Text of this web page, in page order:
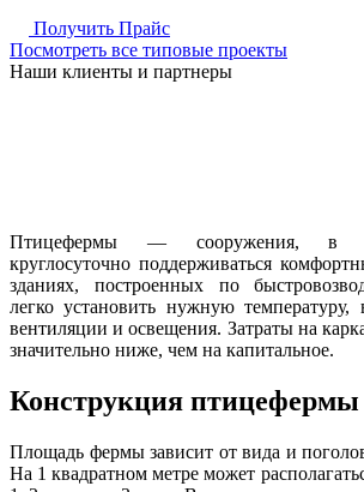
Получить Прайс
Посмотреть все типовые проекты
Наши клиенты и партнеры
Птицефермы — сооружения, в
круглосуточно поддерживаться
зданиях, построенных по
легко установить нужную температуру,
вентиляции и освещения. Затраты на
значительно ниже, чем на капитальное.
Конструкция птицефермы
Площадь фермы зависит от вида и
На 1 квадратном метре может